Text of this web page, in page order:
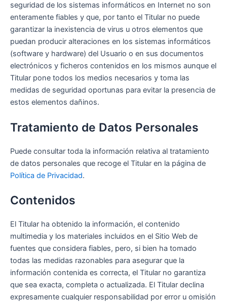
seguridad de los sistemas informáticos en Internet no son
enteramente fiables y que, por tanto el Titular no puede
garantizar la inexistencia de virus u otros elementos que
puedan producir alteraciones en los sistemas informáticos
(software y hardware) del Usuario o en sus documentos
electrónicos y ficheros contenidos en los mismos aunque el
Titular pone todos los medios necesarios y toma las
medidas de seguridad oportunas para evitar la presencia de
estos elementos dañinos.
Tratamiento de Datos Personales
Puede consultar toda la información relativa al tratamiento
de datos personales que recoge el Titular en la página de
Política de Privacidad.
Contenidos
El Titular ha obtenido la información, el contenido
multimedia y los materiales incluidos en el Sitio Web de
fuentes que considera fiables, pero, si bien ha tomado
todas las medidas razonables para asegurar que la
información contenida es correcta, el Titular no garantiza
que sea exacta, completa o actualizada. El Titular declina
expresamente cualquier responsabilidad por error u omisión